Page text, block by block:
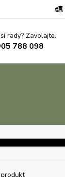
rady? Zavolajte.
788 098
produkt